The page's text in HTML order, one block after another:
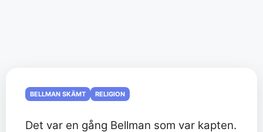
BELLMAN SKÄMT RELIGION
Det var en gång Bellman som var kapten.